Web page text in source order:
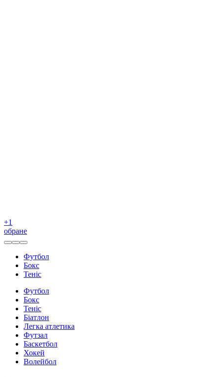
+1
обране
Футбол
Бокс
Теніс
Футбол
Бокс
Теніс
Біатлон
Легка атлетика
Футзал
Баскетбол
Хокей
Волейбол